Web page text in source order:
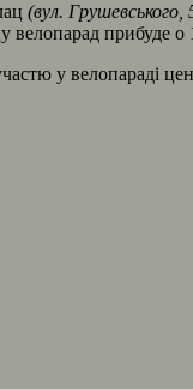
(вул. Грушевського,
велопарад прибуде о
у велопараді